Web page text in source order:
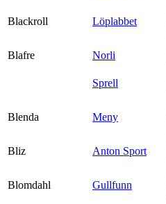
Blackroll Löplabbet
Blafre
Norli
Sprell
Blenda Meny
Bliz
Anton Sport
Blomdahl Gullfunn